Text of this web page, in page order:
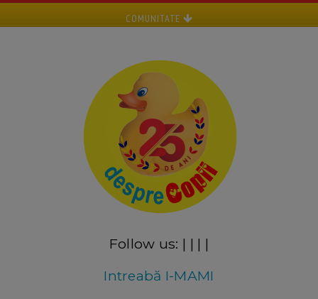
COMUNITATE
Follow us: | | | |
Intreabă I-MAMI